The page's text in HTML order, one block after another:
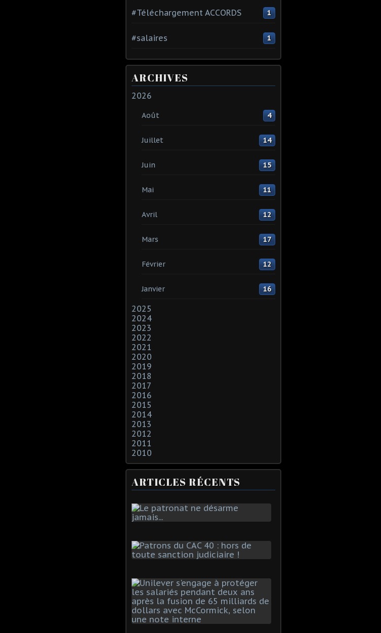
#Téléchargement ACCORDS 1
#salaires 1
ARCHIVES
2026
Août 4
Juillet 14
Juin 15
Mai 11
Avril 12
Mars 17
Février 12
Janvier 16
2025
2024
2023
2022
2021
2020
2019
2018
2017
2016
2015
2014
2013
2012
2011
2010
ARTICLES RÉCENTS